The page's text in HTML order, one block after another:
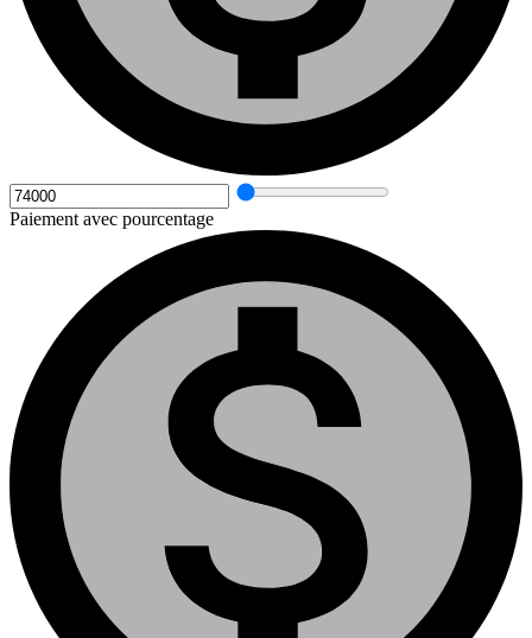
Paiement avec pourcentage